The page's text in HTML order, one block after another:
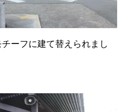
ーフに建て替えられまし